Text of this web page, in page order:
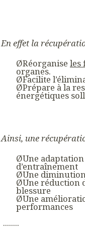
En effet la
ØRéorganise les
organes.
ØFacilite
ØPrépare à la
énergétiques
Ainsi, une
ØUne
d’entraînement
ØUne
ØUne réduction
blessure
ØUne
performances
........